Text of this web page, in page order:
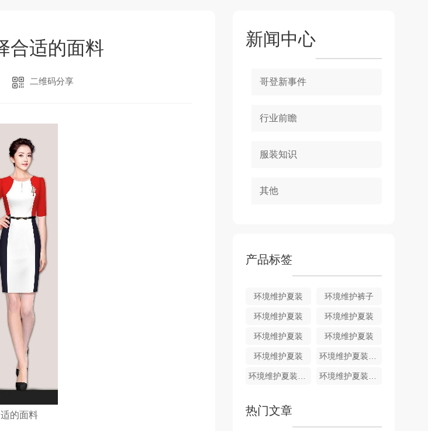
1 2
合适的面料
二维码分享
的面料
新闻中心
哥登新事件
行业前瞻
服装知识
其他
产品标签
环境维护夏装 环境维护裤子
环境维护夏装 环境维护夏装
环境维护夏装 环境维护夏装
环境维护夏装 环境维护夏装HJ011
环境维护夏装HJ010 环境维护夏装HJ009
热门文章